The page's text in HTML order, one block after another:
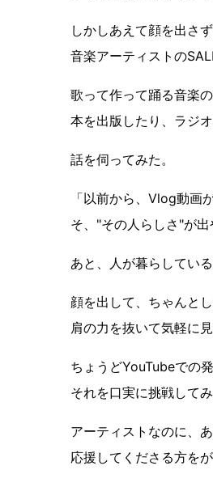
しかしあえて顔を出さ
音楽アーティストの
歌って作って踊る音楽
本を出版したり、ラジ
話を伺ってみた。
「以前から、Vlog動画
そ、"その人らしさ"が出
あと、人が暮らしてい
顔を出して、ちゃんと
肩の力を抜いて気軽に
ちょうどYouTubeでの
それを口実に挑戦して
アーティストなのに、
応援してくださる方を